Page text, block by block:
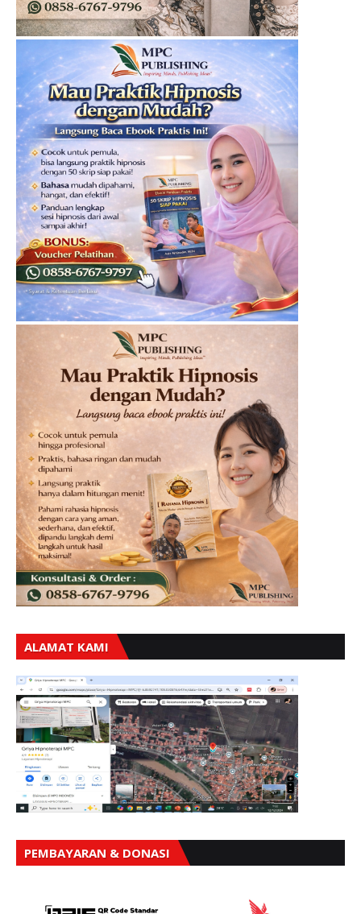
ALAMAT KAMI
PEMBAYARAN & DONASI